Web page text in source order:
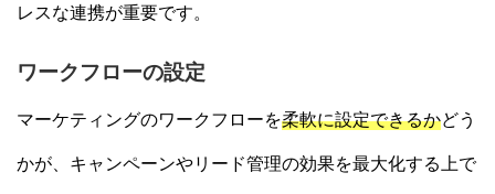
レスな連携が重要です。
ワークフローの設定
マーケティングのワークフローを柔軟に設定できるかどう
かが、キャンペーンやリード管理の効果を最大化する上で